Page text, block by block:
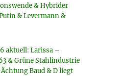
& Hybrider
& Levermann &
aktuell: Larissa –
& Grüne Stahlindustrie
Baud & D liegt